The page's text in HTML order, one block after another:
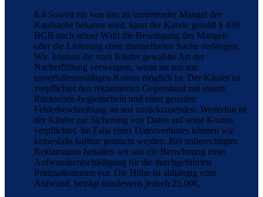
8.4 Soweit ein von uns zu vertretender Mangel der
Kaufsache bekannt wird, kann der Kunde gemäß § 439
BGB nach seiner Wahl die Beseitigung des Mangels
oder die Lieferung einer mangelfreien Sache verlangen.
Wir können die vom Käufer gewählte Art der
Nacherfüllung verweigern, wenn sie nur mit
unverhältnismäßigen Kosten möglich ist. Der Käufer ist
verpflichtet den reklamierten Gegenstand mit einem
Rücksende-begleitschein und einer genauen
Fehlerbeschreibung an uns zurückzusenden. Weiterhin ist
der Käufer zur Sicherung von Daten auf seine Kosten
verpflichtet. Im Falle eines Datenverlustes können wir
keinesfalls haftbar gemacht werden. Bei unberechtigter
Reklamation behalten wir uns die Berechnung einer
Aufwandsentschädigung für die durchgeführten
Prüfmaßnahmen vor. Die Höhe ist abhängig vom
Aufwand, beträgt mindestens jedoch 25,00€.